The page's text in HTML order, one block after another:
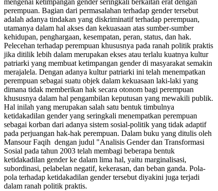
mengenai ketimpangan gender seringkali berkaitan erat dengan
perempuan. Bagian dari permasalahan terhadap gender tersebut
adalah adanya tindakan yang diskriminatif terhadap perempuan,
utamanya dalam hal akses dan kekuasaan atas sumber-sumber
kehidupan, penghargaan, kesempatan, peran, status, dan hak.
Pelecehan terhadap perempuan khususnya pada ranah politik praktis
jika ditilik lebih dalam merupakan ekses atau terlalu kuatnya kultur
patriarki yang membuat ketimpangan gender di masyarakat semakin
merajalela. Dengan adanya kultur patriarki ini telah menempatkan
perempuan sebagai suatu objek dalam kekuasaan laki-laki yang
dimana tidak memberikan hak secara otonom bagi perempuan
khususnya dalam hal pengambilan keputusan yang mewakili publik.
Hal inilah yang merupakan salah satu bentuk timbulnya
ketidakadilan gender yang seringkali menempatkan perempuan
sebagai korban dari adanya sistem sosial-politik yang tidak adaptif
pada perjuangan hak-hak perempuan. Dalam buku yang ditulis oleh
Mansour Faqih dengan judul "Analisis Gender dan Transformasi
Sosial pada tahun 2003 telah membagi beberapa bentuk
ketidakadilan gender ke dalam lima hal, yaitu marginalisasi,
subordinasi, pelabelan negatif, kekerasan, dan beban ganda. Pola-
pola terhadap ketidakadilan gender tersebut diyakini juga terjadi
dalam ranah politik praktis.